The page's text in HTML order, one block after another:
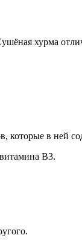
хурма
которые в ней
B3.